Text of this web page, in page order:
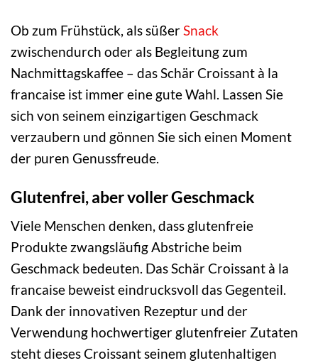
Ob zum Frühstück, als süßerSnack
zwischendurch oder als Begleitung zum
Nachmittagskaffee – das Schär Croissant à la
francaise ist immer eine gute Wahl. Lassen Sie
sich von seinem einzigartigen Geschmack
verzaubern und gönnen Sie sich einen Moment
der puren Genussfreude.
Glutenfrei, aber voller Geschmack
Viele Menschen denken, dass glutenfreie
Produkte zwangsläufig Abstriche beim
Geschmack bedeuten. Das Schär Croissant à la
francaise beweist eindrucksvoll das Gegenteil.
Dank der innovativen Rezeptur und der
Verwendung hochwertiger glutenfreier Zutaten
steht dieses Croissant seinem glutenhaltigen